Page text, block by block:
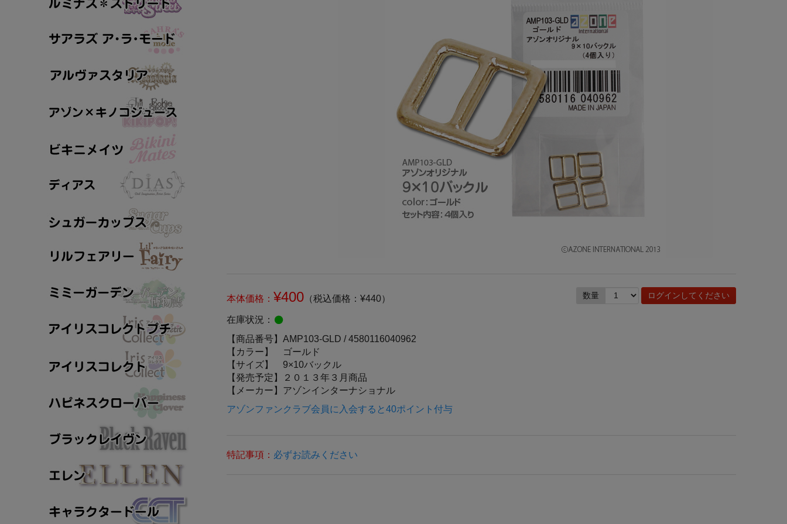
本体価格： ¥400 （税込価格：¥440）
在庫状況：
数量 ログインしてください
【商品番号】 AMP103-GLD /4580116040962
【カラー】
ゴールド
【サイズ】
9×10バックル
【発売予定】
２０１３年３月商品
【メーカー】 アゾンインターナショナル
アゾンファンクラブ会員に入会すると40ポイント付与
特記事項： 必ずお読みください